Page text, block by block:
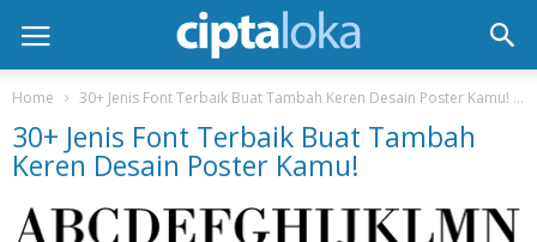
Home 30+ Jenis Font Terbaik Buat Tambah Keren Desain Poster Kamu!
30+ Jenis Font Terbaik Buat Tambah
Keren Desain Poster Kamu!